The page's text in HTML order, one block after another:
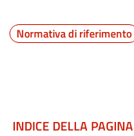
Normativa di riferimento
INDICE DELLA PAGINA